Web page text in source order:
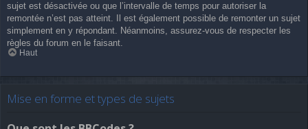
sujet est désactivée ou que l’intervalle de temps pour autoriser la
remontée n’est pas atteint. Il est également possible de remonter un sujet
simplement en y répondant. Néanmoins, assurez-vous de respecter les
règles du forum en le faisant.
Haut
Mise en forme et types de sujets